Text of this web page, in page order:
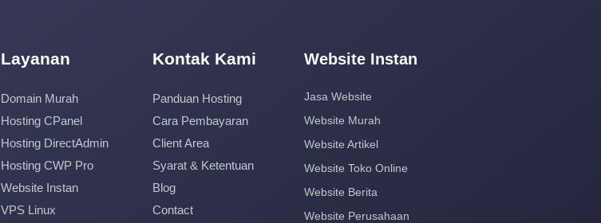
Layanan
Domain Murah
Hosting CPanel
Hosting DirectAdmin
Hosting CWP Pro
Website Instan
VPS Linux
Kontak Kami
Panduan Hosting
Cara Pembayaran
Client Area
Syarat & Ketentuan
Blog
Contact
Website Instan
Jasa Website
Website Murah
Website Artikel
Website Toko Online
Website Berita
Website Perusahaan